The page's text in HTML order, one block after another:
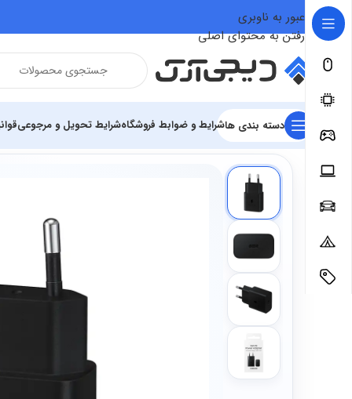
عبور به ناوبری
رفتن به محتوای اصلی
دسته بندی هاشرایط و ضوابط فروشگاهشرایط تحویل و مرجوعی
فروشگاه سخت افزار و قطعات